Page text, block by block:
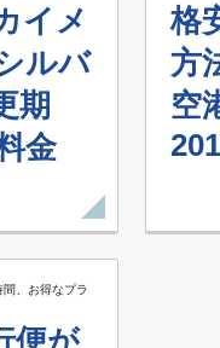
イメ
ルバ
期
金
格
方
空
便が